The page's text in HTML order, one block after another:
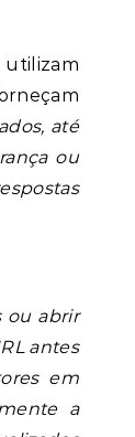
até
ou
ou abrir
antes
em
a